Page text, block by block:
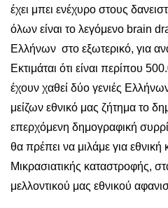
έχει μπει ενέχυρο στους
όλων είναι το λεγόμενο brain
Ελλήνων στο εξωτερικό, για
Εκτιμάται ότι είναι περίπου
έχουν χαθεί δύο γενιές
μείζων εθνικό μας ζήτημα το
επερχόμενη δημογραφική
θα πρέπει να μιλάμε για εθνική
Μικρασιατικής καταστροφής,
μελλοντικού μας εθνικού